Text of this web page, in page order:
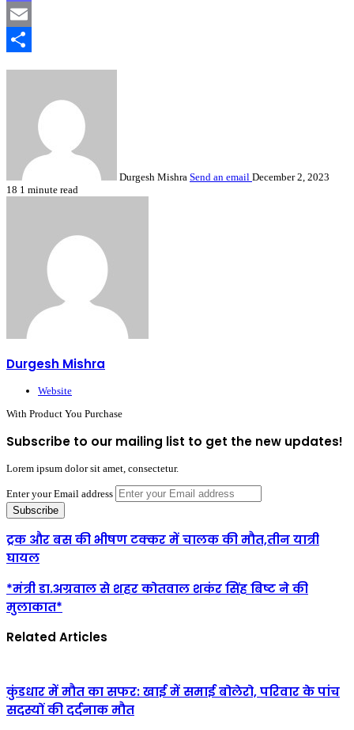
Mastodon
Email
Durgesh Mishra Send an email December 2, 2023
18 1 minute read
Durgesh Mishra
Website
With Product You Purchase
Subscribe to our mailing list to get the new updates!
Lorem ipsum dolor sit amet, consectetur.
Enter your Email address
ट्रक और बस की भीषण टक्कर में चालक की मौत,तीन यात्री
घायल
*मंत्री डा.अग्रवाल से शहर कोतवाल शकंर सिंह बिष्ट ने की
मुलाकात*
Related Articles
कुंडधार में मौत का सफर: खाई में समाई बोलेरो, परिवार के पांच
सदस्यों की दर्दनाक मौत